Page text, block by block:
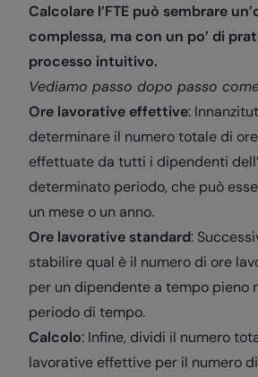
Calcolare l’FTE può sembrare
complessa, ma con un po’ di
processo intuitivo.
Vediamo passo dopo passo
Ore lavorative effettive:
determinare il numero totale di
effettuate da tutti i dipendenti
determinato periodo, che può
un mese o un anno.
Ore lavorative standard:
stabilire qual è il numero di ore
per un dipendente a tempo pieno
periodo di tempo.
Calcolo: Infine, dividi il numero
lavorative effettive per il numero